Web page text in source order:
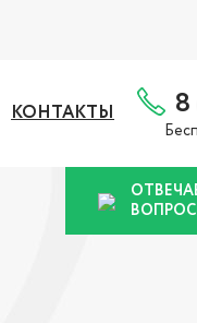
КОНТАКТЫ